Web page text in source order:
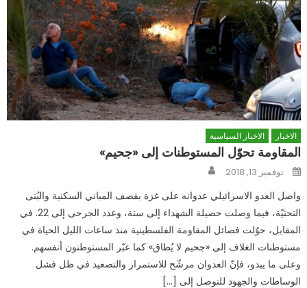
الاخبار الاخبار السياسية
المقاومة تحوّل المستوطنات إلى «جحيم»
Posted
onنوفمبر 13, 2018
واصل العدو الاسرائيلي عدوانه على غزة بقصف المباني السكنية والبُنى
التحتيّة، فيما وصلت حصيلة الشهداء إلى ستة، وعدد الجرحى إلى 22. في
المقابل، حوّلت فصائل المقاومة الفلسطينية منذ ساعات الليل الحياة في
مستوطنات الغلاف إلى «جحيم لا يُطاق» كما عبّر المستوطنون أنفسهم.
وعلى ما يبدو، فإنّ العدوان مرشّح للاستمرار والتصعيد في ظل فشل
الوساطات والجهود للتوصل إلى […]